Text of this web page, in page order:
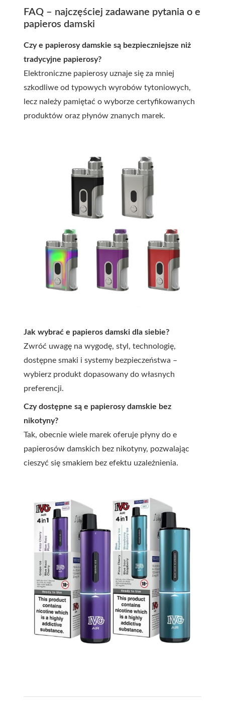
FAQ – najczęściej zadawane pytania o e
papieros damski
Czy e papierosy damskie są bezpieczniejsze niż
tradycyjne papierosy?
Elektroniczne papierosy uznaje się za mniej
szkodliwe od typowych wyrobów tytoniowych,
lecz należy pamiętać o wyborze certyfikowanych
produktów oraz płynów znanych marek.
Jak wybrać e papieros damski dla siebie?
Zwróć uwagę na wygodę, styl, technologię,
dostępne smaki i systemy bezpieczeństwa –
wybierz produkt dopasowany do własnych
preferencji.
Czy dostępne są e papierosy damskie bez
nikotyny?
Tak, obecnie wiele marek oferuje płyny do e
papierosów damskich bez nikotyny, pozwalając
cieszyć się smakiem bez efektu uzależnienia.